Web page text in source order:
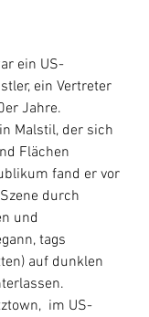
ein US-
ein Vertreter
Jahre.
Malstil, der sich
Flächen
fand er vor
durch
und
tags
auf dunklen
im US-